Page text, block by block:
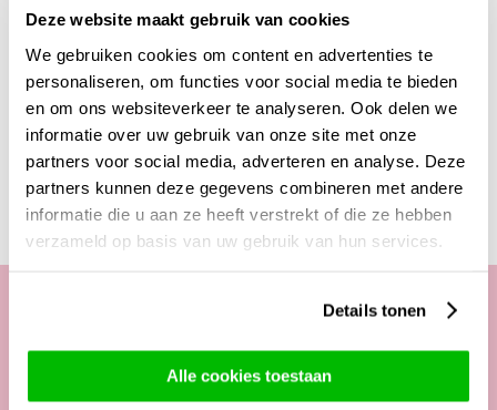
Deze website maakt gebruik van cookies
We gebruiken cookies om content en advertenties te
personaliseren, om functies voor social media te bieden
en om ons websiteverkeer te analyseren. Ook delen we
informatie over uw gebruik van onze site met onze
partners voor social media, adverteren en analyse. Deze
partners kunnen deze gegevens combineren met andere
informatie die u aan ze heeft verstrekt of die ze hebben
verzameld op basis van uw gebruik van hun services.
Details tonen
Alle cookies toestaan
dus vanaf nu kun je ook genieten van een bos bloemen en
Lindt!
Deze producten zijn wellicht ook interessant
Onze klantenservice
Telefonisch van ma. t/m vrij. van